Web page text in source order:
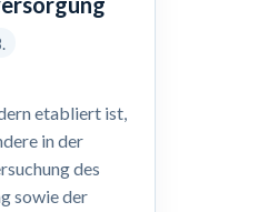
etabliert ist,
in der
des
sowie der